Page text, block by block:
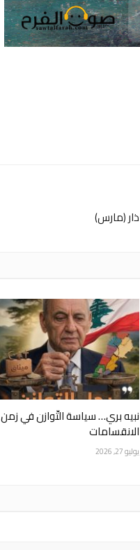
نبيه بري… سياسة التّوازن في زمن
الانقسامات
يوليو 27, 2026